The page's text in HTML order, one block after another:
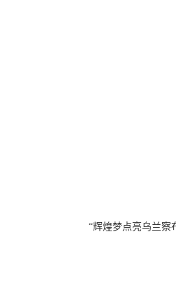
“辉煌梦点亮乌兰察